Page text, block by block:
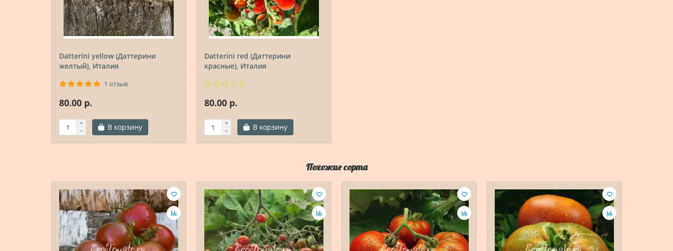
Datterini yellow (Даттерини
желтый), Италия
1 отзыв
80.00 р.
В корзину
Datterini red (Даттерини
красные), Италия
80.00 р.
В корзину
Похожие сорта